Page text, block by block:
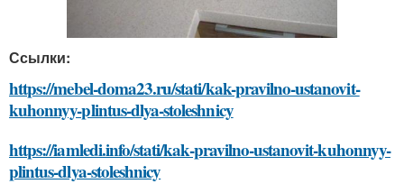
Ссылки:
https://mebel-doma23.ru/stati/kak-pravilno-ustanovit-
kuhonnyy-plintus-dlya-stoleshnicy
https://iamledi.info/stati/kak-pravilno-ustanovit-kuhonnyy-
plintus-dlya-stoleshnicy